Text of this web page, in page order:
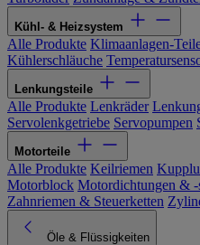
Kühl- & Heizsystem
Alle Produkte Klimaanlagen-
Kühlerschläuche
Lenkungsteile
Alle Produkte Lenkräder
Servolenkgetriebe Servopumpen
Motorteile
Alle Produkte Keilriemen
Motorblock Motordichtungen & -
Zahnriemen & Steuerketten
Öle & Flüssigkeiten